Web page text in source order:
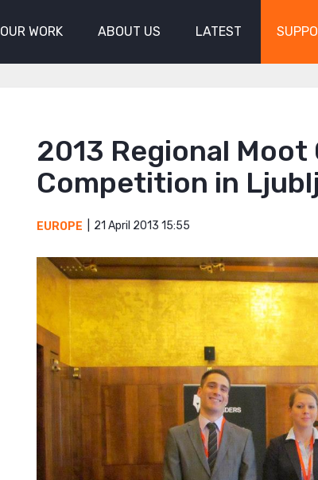
OUR WORK ABOUT US LATEST
2013 Regional
Competition in
EUROPE 21 April 2013 15:55